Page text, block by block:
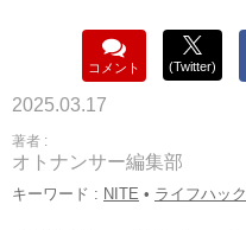
コメント (Twitter)
2025.03.17
著者 :
オトナンサー編集部
キーワード : NITE • ライフハック